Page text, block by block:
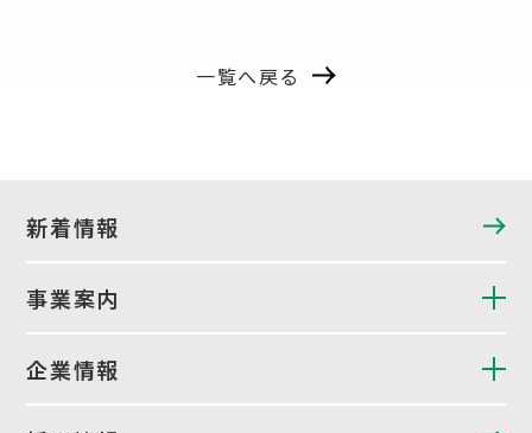
一覧へ戻る
新着情報
事業案内
企業情報